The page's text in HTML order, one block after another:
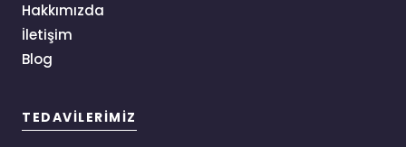
Hakkımızda
İletişim
Blog
TEDAVILERIMIZ